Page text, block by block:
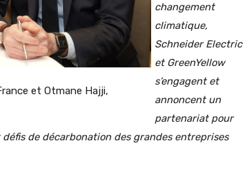
et Otmane Hajji,
changement
climatique,
Schneider Electric
et GreenYellow
s’engagent et
annoncent un
partenariat pour
de décarbonation des grandes entreprises